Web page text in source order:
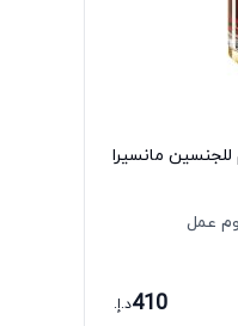
للجنسين مانسيرا
410د.إ.